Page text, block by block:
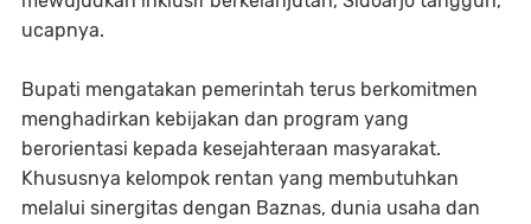
ucapnya.
Bupati mengatakan pemerintah terus berkomitmen
menghadirkan kebijakan dan program yang
berorientasi kepada kesejahteraan masyarakat.
Khususnya kelompok rentan yang membutuhkan
melalui sinergitas dengan Baznas, dunia usaha dan